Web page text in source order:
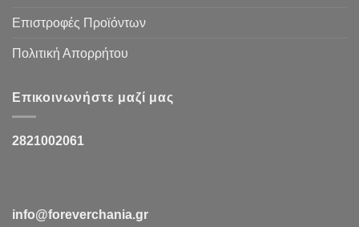
Επιστροφές Προϊόντων
Πολιτική Απορρήτου
Επικοινωνήστε μαζί μας
2821002061
info@foreverchania.gr